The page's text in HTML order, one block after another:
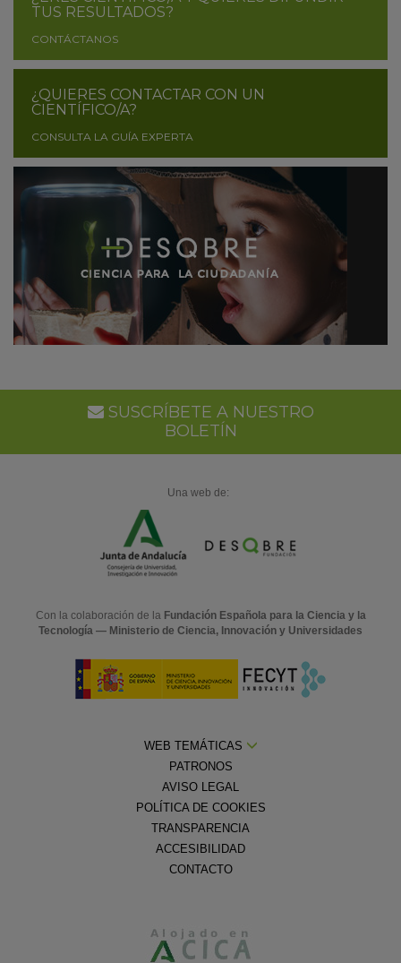
TUS RESULTADOS?
CONTÁCTANOS
¿QUIERES CONTACTAR CON UN
CIENTÍFICO/A?
CONSULTA LA GUÍA EXPERTA
SUSCRÍBETE A NUESTRO
BOLETÍN
Una web de:
Con la colaboración de la Fundación Española para la Ciencia y la
Tecnología — Ministerio de Ciencia, Innovación y Universidades
WEB TEMÁTICAS
PATRONOS
AVISO LEGAL
POLÍTICA DE COOKIES
TRANSPARENCIA
ACCESIBILIDAD
CONTACTO